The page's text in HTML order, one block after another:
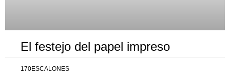
El festejo del papel impreso
170ESCALONES